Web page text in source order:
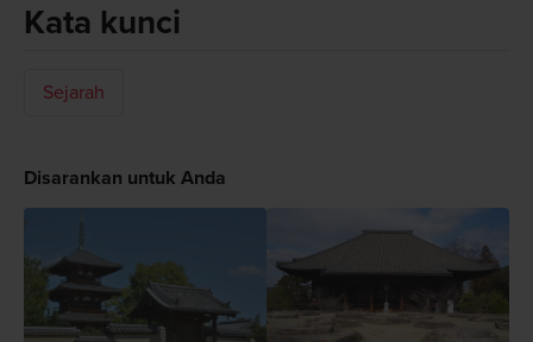
Kata kunci
Sejarah
Disarankan untuk Anda